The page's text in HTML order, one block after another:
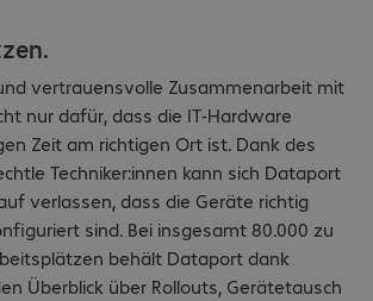
vertrauensvolle Zusammenarbeit mit
nur dafür, dass die IT-Hardware
Zeit am richtigen Ort ist. Dank des
Techniker:innen kann sich Dataport
verlassen, dass die Geräte richtig
sind. Bei insgesamt 80.000 zu
behält Dataport dank
Überblick über Rollouts, Gerätetausch